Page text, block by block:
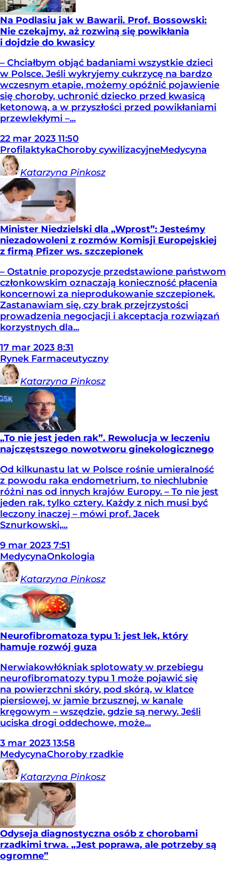
Na Podlasiu jak w Bawarii. Prof. Bossowski:
Nie czekajmy, aż rozwiną się powikłania
i dojdzie do kwasicy
– Chciałbym objąć badaniami wszystkie dzieci
w Polsce. Jeśli wykryjemy cukrzycę na bardzo
wczesnym etapie, możemy opóźnić pojawienie
się choroby, uchronić dziecko przed kwasicą
ketonową, a w przyszłości przed powikłaniami
przewlekłymi –...
22 mar 2023 11:50
ProfilaktykaChoroby cywilizacyjneMedycyna
Katarzyna Pinkosz
Minister Niedzielski dla „Wprost”: Jesteśmy
niezadowoleni z rozmów Komisji Europejskiej
z firmą Pfizer ws. szczepionek
– Ostatnie propozycje przedstawione państwom
członkowskim oznaczają konieczność płacenia
koncernowi za nieprodukowanie szczepionek.
Zastanawiam się, czy brak przejrzystości
prowadzenia negocjacji i akceptacja rozwiązań
korzystnych dla...
17 mar 2023 8:31
Rynek Farmaceutyczny
Katarzyna Pinkosz
„To nie jest jeden rak”. Rewolucja w leczeniu
najczęstszego nowotworu ginekologicznego
Od kilkunastu lat w Polsce rośnie umieralność
z powodu raka endometrium, to niechlubnie
różni nas od innych krajów Europy. – To nie jest
jeden rak, tylko cztery. Każdy z nich musi być
leczony inaczej – mówi prof. Jacek
Sznurkowski,...
9 mar 2023 7:51
MedycynaOnkologia
Katarzyna Pinkosz
Neurofibromatoza typu 1: jest lek, który
hamuje rozwój guza
Nerwiakowłókniak splotowaty w przebiegu
neurofibromatozy typu 1 może pojawić się
na powierzchni skóry, pod skórą, w klatce
piersiowej, w jamie brzusznej, w kanale
kręgowym – wszędzie, gdzie są nerwy. Jeśli
uciska drogi oddechowe, może...
3 mar 2023 13:58
MedycynaChoroby rzadkie
Katarzyna Pinkosz
Odyseja diagnostyczna osób z chorobami
rzadkimi trwa. „Jest poprawa, ale potrzeby są
ogromne”